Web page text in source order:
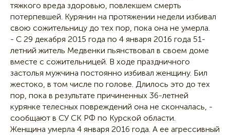
тяжкого вреда здоровью, повлекшем смерть
потерпевшей. Курянин на протяжении недели избивал
свою сожительницу до тех пор, пока она не умерла.
- С 29 декабря 2015 года по 4 января 2016 года 51-
летний житель Медвенки пьянствовал в своем доме
вместе с сожительницей. В ходе праздничного
застолья мужчина постоянно избивал женщину. Бил
жестоко, в том числе по голове. Длилось это до тех
пор, пока в результате причиненных 36-летней
курянке телесных повреждений она не скончалась, -
сообщают в СУ СК РФ по Курской области.
Женщина умерла 4 января 2016 года. А ее агрессивный